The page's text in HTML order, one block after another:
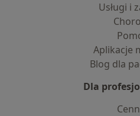
Usługi i
Aplikacje
Blog dla
Dla